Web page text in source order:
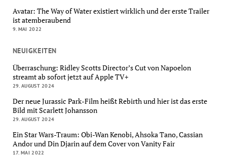
Avatar: The Way of Water existiert wirklich und der erste Trailer
ist atemberaubend
9. MAI 2022
NEUIGKEITEN
Überraschung: Ridley Scotts Director’s Cut von Napoelon
streamt ab sofort jetzt auf Apple TV+
29. AUGUST 2024
Der neue Jurassic Park-Film heißt Rebirth und hier ist das erste
Bild mit Scarlett Johansson
29. AUGUST 2024
Ein Star Wars-Traum: Obi-Wan Kenobi, Ahsoka Tano, Cassian
Andor und Din Djarin auf dem Cover von Vanity Fair
17. MAI 2022